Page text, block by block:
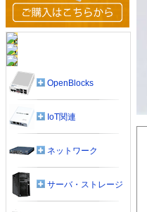
OpenBlocks
IoT関連
ネットワーク
サーバ・ストレージ